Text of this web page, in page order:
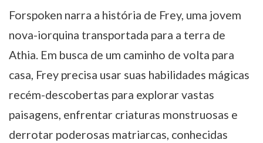
Forspoken narra a história de Frey, uma jovem
nova-iorquina transportada para a terra de
Athia. Em busca de um caminho de volta para
casa, Frey precisa usar suas habilidades mágicas
recém-descobertas para explorar vastas
paisagens, enfrentar criaturas monstruosas e
derrotar poderosas matriarcas, conhecidas